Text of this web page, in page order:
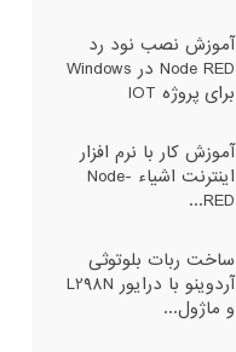
آموزش نصب نود رد
Node RED در Windows
برای پروژه IOT
آموزش کار با نرم افزار
اینترنت اشیاء Node-
RED...
ساخت ربات بلوتوثی
آردوینو با درایور L298N
و ماژول...